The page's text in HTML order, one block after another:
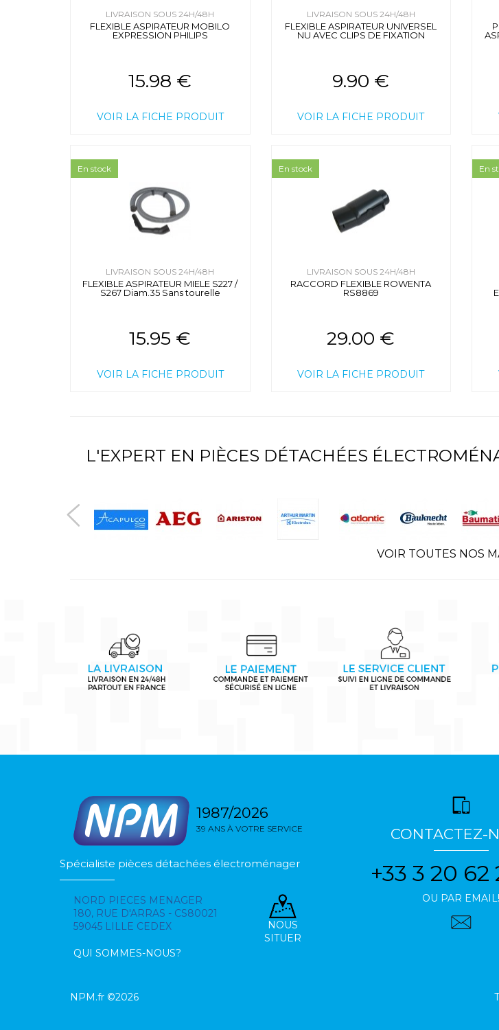
LIVRAISON SOUS 24H/48H
FLEXIBLE ASPIRATEUR MOBILO
EXPRESSION PHILIPS
15.98 €
VOIR LA FICHE PRODUIT
LIVRAISON SOUS 24H/48H
FLEXIBLE ASPIRATEUR UNIVERSEL
NU AVEC CLIPS DE FIXATION
9.90 €
VOIR LA FICHE PRODUIT
LIVRAISON SOUS 24H/48H
FLEXIBLE ASPIRATEUR MIELE S227 /
S267 Diam.35 Sans tourelle
15.95 €
VOIR LA FICHE PRODUIT
En stock
LIVRAISON SOUS 24H/48H
RACCORD FLEXIBLE ROWENTA
RS8869
29.00 €
VOIR LA FICHE PRODUIT
En stock En
L'EXPERT EN PIÈCES DÉTACHÉES
VOIR TOUTES NOS
1987/2026
39 ANS À VOTRE SERVICE
Spécialiste pièces détachées électroménager
NORD PIECES MENAGER
180, RUE D'ARRAS - CS80021
59045 LILLE CEDEX
QUI SOMMES-NOUS?
NOUS
SITUER
CONTACTEZ-
+33 3 20 62
OU PAR EMAIL!
NPM.fr ©2026